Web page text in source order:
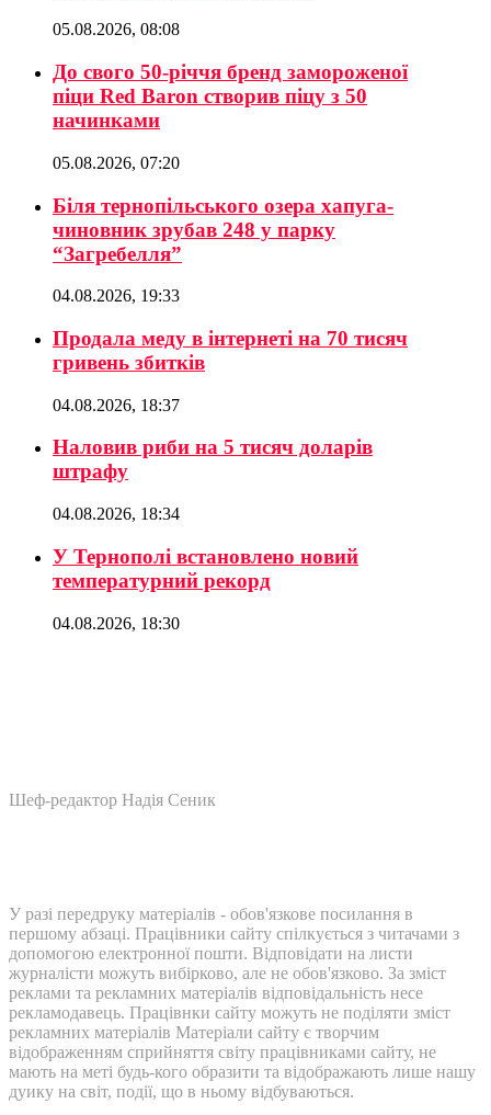
05.08.2026, 08:08
До свого 50-річчя бренд замороженої
піци Red Baron створив піцу з 50
начинками
05.08.2026, 07:20
Біля тернопільського озера хапуга-
чиновник зрубав 248 у парку
“Загребелля”
04.08.2026, 19:33
Продала меду в інтернеті на 70 тисяч
гривень збитків
04.08.2026, 18:37
Наловив риби на 5 тисяч доларів
штрафу
04.08.2026, 18:34
У Тернополі встановлено новий
температурний рекорд
04.08.2026, 18:30
Шеф-редактор Надія Сеник
У разі передруку матеріалів - обов'язкове посилання в
першому абзаці. Працівники сайту спілкується з читачами з
допомогою електронної пошти. Відповідати на листи
журналісти можуть вибірково, але не обов'язково. За зміст
реклами та рекламних матеріалів відповідальність несе
рекламодавець. Працівнки сайту можуть не поділяти зміст
рекламних матеріалів Матеріали сайту є творчим
відображенням сприйняття світу працівниками сайту, не
мають на меті будь-кого образити та відображають лише нашу
дуику на світ, події, що в ньому відбуваються.